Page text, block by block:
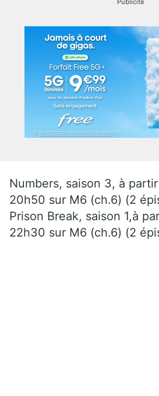
Publicité
Numbers, saison 3, à
20h50 sur M6 (ch.6) (2
Prison Break, saison 1,à
22h30 sur M6 (ch.6) (2